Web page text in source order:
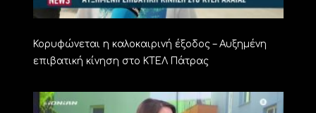
Κορυφώνεται η καλοκαιρινή έξοδος – Αυξημένη
επιβατική κίνηση στο ΚΤΕΛ Πάτρας